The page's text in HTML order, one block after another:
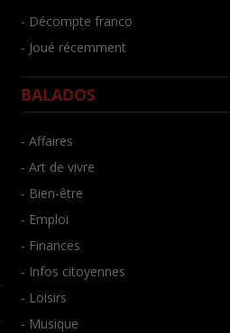
- Décompte franco
- Joué récemment
BALADOS
- Affaires
- Art de vivre
- Bien-être
- Emploi
- Finances
- Infos citoyennes
- Loisirs
- Musique